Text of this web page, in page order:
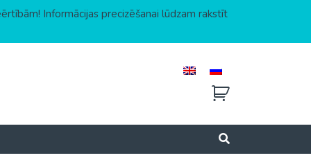
Informācijas precizēšanai lūdzam rakstīt